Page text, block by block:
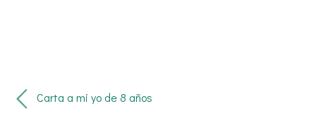
Carta a mi yo de 8 años